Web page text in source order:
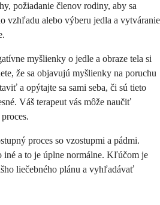
požiadanie členov rodiny, aby sa
vzhľadu alebo výberu jedla a vytváranie
myšlienky o jedle a obraze tela si
že sa objavujú myšlienky na poruchu
a opýtajte sa sami seba, či sú tieto
Váš terapeut vás môže naučiť
proces so vzostupmi a pádmi.
a to je úplne normálne. Kľúčom je
liečebného plánu a vyhľadávať